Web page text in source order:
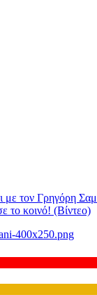
με τον Γρηγόρη
το κοινό! (Βίντεο)